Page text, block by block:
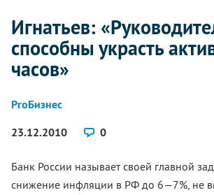
Игнатьев:
способны украсть
часов»
ProБизнес
23.12.2010
0
Банк России называет своей главной
снижение инфляции в РФ до 6—7%, не